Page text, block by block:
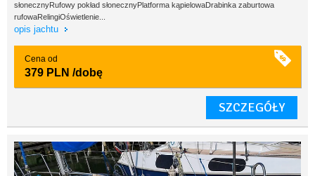
słonecznyRufowy pokład słonecznyPlatforma kąpielowaDrabinka zaburtowa
rufowaRelingiOświetlenie...
opis jachtu
Cena od
379 PLN /dobę
SZCZEGÓŁY